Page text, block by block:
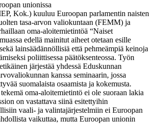
unionissa
Kok.) kuuluu Euroopan parlamentin naisten
tasa-arvon valiokuntaan (FEMM) ja
oma-aloitemietintöä “Naiset
edellä mainitut aiheet otetaan esille
lainsäädännöllisiä että pehmeämpiä keinoja
poliittisessa päätöksenteossa. Työn
järjestää yhdessä Eduskunnan
kanssa seminaarin, jossa
suomalaista osaamista ja kokemusta.
oma-aloitemietintö ei ole suoraan lakia
on vastattava siinä esitettyihin
vaali- ja valintajärjestelmiin ei Euroopan
vaikuttaa, mutta Euroopan unionin